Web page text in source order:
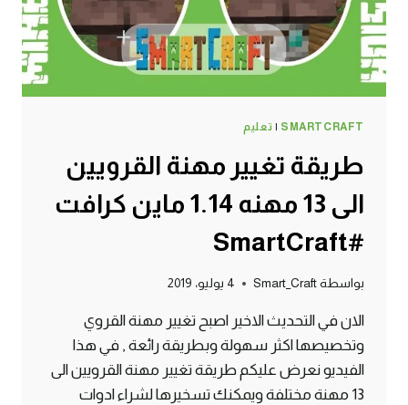
SMARTCRAFT
| تعليم
طريقة تغيير مهنة القرويين
الى 13 مهنه 1.14 ماين كرافت
#SmartCraft
بواسطة Smart_Craft 4 يوليو، 2019
الان في التحديث الاخير اصبح تغيير مهنة القروي
وتخصيصها اكثر سهولة وبطريقة رائعة , في هذا
الفيديو نعرض عليكم طريقة تغيير مهنة القرويين الى
13 مهنة مختلفة ويمكنك تسخيرها لشراء ادوات